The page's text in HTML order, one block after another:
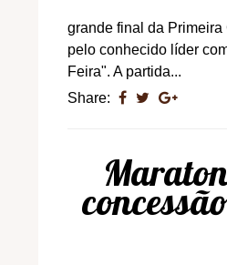
grande final da
pelo conhecido líder
Feira". A partida...
Share: